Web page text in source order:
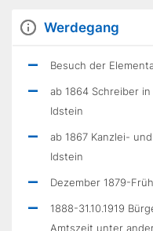
Werdegang
Besuch der
ab 1864 Schreiber
Idstein
ab 1867 Kanzlei-
Idstein
Dezember 1879-
1888-31.10.1919
Amtszeit unter